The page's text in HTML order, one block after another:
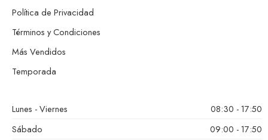
Política de Privacidad
Términos y Condiciones
Más Vendidos
Temporada
Lunes - Viernes
08:30 - 17:50
Sábado
09:00 - 17:50